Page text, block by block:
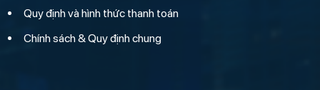
Quy định và hình thức thanh toán
Chính sách & Quy định chung